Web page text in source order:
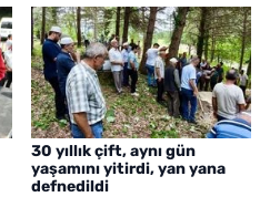
30 yıllık çift, aynı gün
yaşamını yitirdi, yan yana
defnedildi